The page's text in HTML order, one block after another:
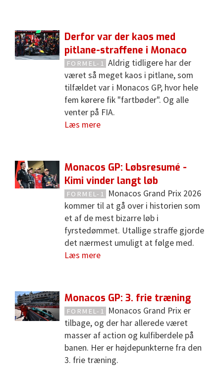
Derfor var der kaos med
pitlane-straffene i Monaco
FORMEL-1 Aldrig tidligere har der
været så meget kaos i pitlane, som
tilfældet var i Monacos GP, hvor hele
fem kørere fik "fartbøder". Og alle
venter på FIA.
Læs mere
Monacos GP: Løbsresumé -
Kimi vinder langt løb
FORMEL-1
Monacos Grand Prix 2026
kommer til at gå over i historien som
et af de mest bizarre løb i
fyrstedømmet. Utallige straffe gjorde
det nærmest umuligt at følge med.
Læs mere
Monacos GP: 3. frie træning
FORMEL-1
Monacos Grand Prix er
tilbage, og der har allerede været
masser af action og kulfiberdele på
banen. Her er højdepunkterne fra den
3. frie træning.